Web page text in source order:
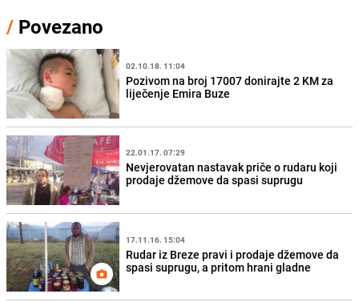
/ Povezano
02.10.18. 11:04
Pozivom na broj 17007 donirajte 2 KM za
liječenje Emira Buze
22.01.17. 07:29
Nevjerovatan nastavak priče o rudaru koji
prodaje džemove da spasi suprugu
17.11.16. 15:04
Rudar iz Breze pravi i prodaje džemove da
spasi suprugu, a pritom hrani gladne